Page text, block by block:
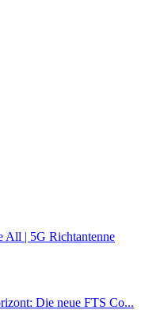
All | 5G Richtantenne
Die neue FTS Co...